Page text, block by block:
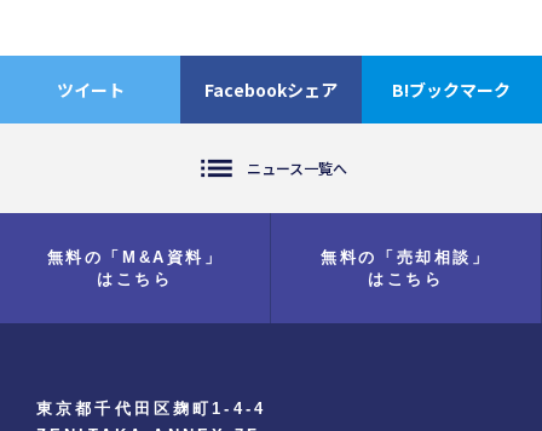
ツイート Facebookシェア B!ブックマーク
list ニュース一覧へ
無料の「M&A資料」
はこちら
無料の「売却相談」
はこちら
東京都千代田区麹町1-4-4